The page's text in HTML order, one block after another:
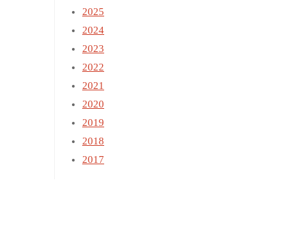
2025
2024
2023
2022
2021
2020
2019
2018
2017